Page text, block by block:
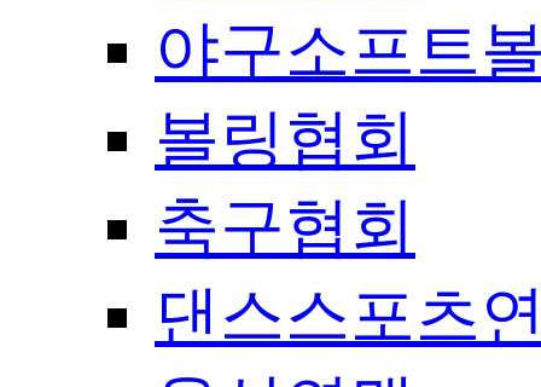
야구소프트
볼링협회
축구협회
댄스스포츠